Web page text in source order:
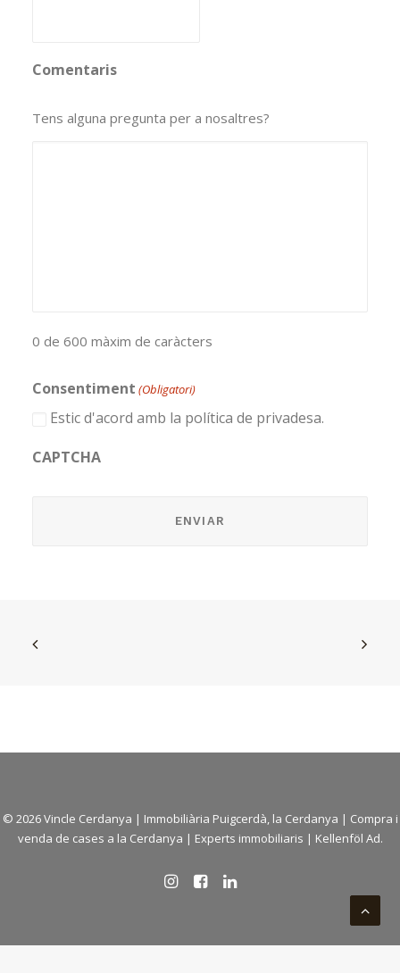
Comentaris
Tens alguna pregunta per a nosaltres?
0 de 600 màxim de caràcters
Consentiment (Obligatori)
Estic d'acord amb la política de privadesa.
CAPTCHA
© 2026 Vincle Cerdanya | Immobiliària Puigcerdà, la Cerdanya | Compra i
venda de cases a la Cerdanya | Experts immobiliaris | Kellenföl Ad.